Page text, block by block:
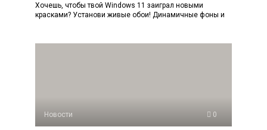
Хочешь, чтобы твой Windows 11 заиграл новыми
красками? Установи живые обои! Динамичные фоны и
Новости 0